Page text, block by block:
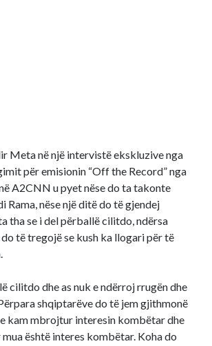
Meta në një intervistë ekskluzive nga
për emisionin “Off the Record” nga
A2CNN u pyet nëse do ta takonte
Rama, nëse një ditë do të gjendej
tha se i del përballë cilitdo, ndërsa
të tregojë se kush ka llogari për të
cilitdo dhe as nuk e ndërroj rrugën dhe
shqiptarëve do të jem gjithmonë
kam mbrojtur interesin kombëtar dhe
është interes kombëtar. Koha do